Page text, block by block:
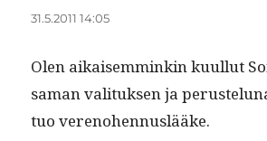
31.5.2011 14:05
Olen aikaisem­minkin kuul­lut
saman val­i­tuk­sen ja
tuo verenohennuslääke.